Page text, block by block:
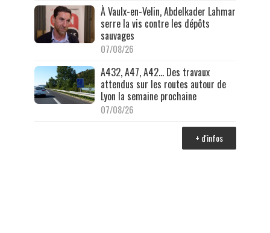
À Vaulx-en-Velin, Abdelkader Lahmar
serre la vis contre les dépôts
sauvages
07/08/26
A432, A47, A42… Des travaux
attendus sur les routes autour de
Lyon la semaine prochaine
07/08/26
+ d'infos